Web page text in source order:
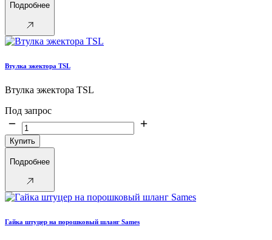
Подробнее
Втулка эжектора TSL
Втулка эжектора TSL
Под запрос
Купить
Подробнее
Гайка штуцер на порошковый шланг Sames